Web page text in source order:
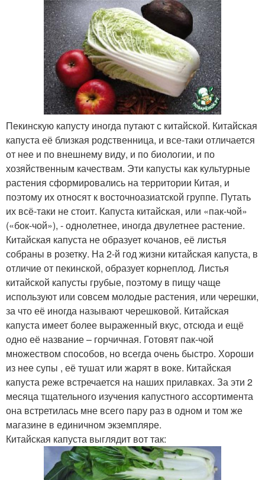
Пекинскую капусту иногда путают с китайской. Китайская
капуста её близкая родственница, и все-таки отличается
от нее и по внешнему виду, и по биологии, и по
хозяйственным качествам. Эти капусты как культурные
растения сформировались на территории Китая, и
поэтому их относят к восточноазиатской группе. Путать
их всё-таки не стоит. Капуста китайская, или «пак-чой»
(«бок-чой»), - однолетнее, иногда двулетнее растение.
Китайская капуста не образует кочанов, её листья
собраны в розетку. На 2-й год жизни китайская капуста, в
отличие от пекинской, образует корнеплод. Листья
китайской капусты грубые, поэтому в пищу чаще
используют или совсем молодые растения, или черешки,
за что её иногда называют черешковой. Китайская
капуста имеет более выраженный вкус, отсюда и ещё
одно её название – горчичная. Готовят пак-чой
множеством способов, но всегда очень быстро. Хороши
из нее супы , её тушат или жарят в воке. Китайская
капуста реже встречается на наших прилавках. За эти 2
месяца тщательного изучения капустного ассортимента
она встретилась мне всего пару раз в одном и том же
магазине в единичном экземпляре.
Китайская капуста выглядит вот так: